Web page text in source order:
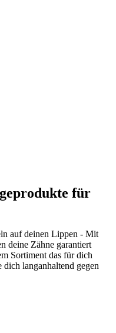
für
auf deinen Lippen - Mit
deine Zähne garantiert
Sortiment das für dich
langanhaltend gegen